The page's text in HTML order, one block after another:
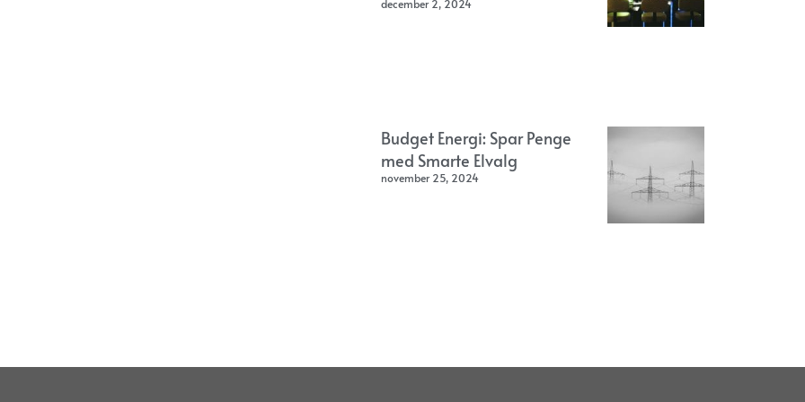
december 2, 2024
Budget Energi: Spar Penge
med Smarte Elvalg
november 25, 2024